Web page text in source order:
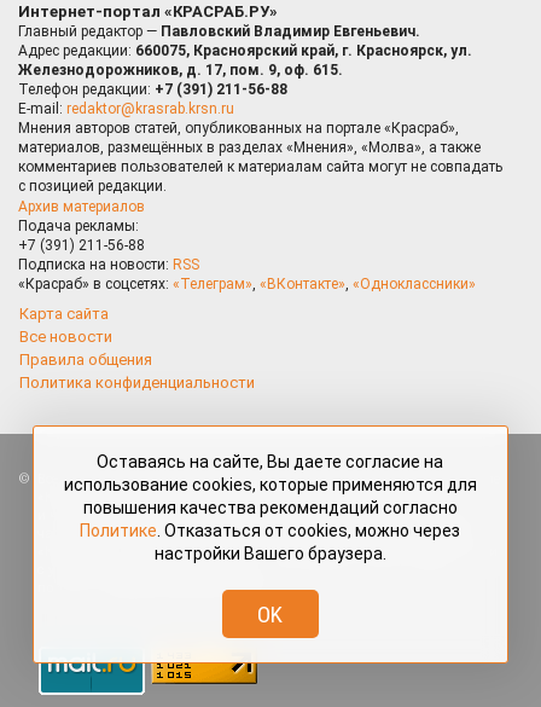
Интернет-портал «КРАСРАБ.РУ»
Главный редактор — Павловский Владимир Евгеньевич.
Адрес редакции: 660075, Красноярский край, г. Красноярск, ул.
Железнодорожников, д. 17, пом. 9, оф. 615.
Телефон редакции: +7 (391) 211-56-88
E-mail: redaktor@krasrab.krsn.ru
Мнения авторов статей, опубликованных на портале «Красраб»,
материалов, размещённых в разделах «Мнения», «Молва», а также
комментариев пользователей к материалам сайта могут не совпадать
с позицией редакции.
Архив материалов
Подача рекламы:
+7 (391) 211-56-88
Подписка на новости: RSS
«Красраб» в соцсетях: «Телеграм», «ВКонтакте», «Одноклассники»
Карта сайта
Все новости
Правила общения
Политика конфиденциальности
Все права защищены. Любые материалы, размещённые на портале
«Красраб.ру» сотрудниками редакции, нештатными авторами
и читателями, являются объектами авторского права. Полное или
частичное использование материалов, размещённых на портале
«Красраб.ру», допускается только с письменного согласия редакции
redaktor@krasrab.krsn.ru.
Оставаясь на сайте, Вы даете согласие на
использование cookies, которые применяются для
повышения качества рекомендаций согласно
Политике . Отказаться от cookies, можно через
настройки Вашего браузера.
OK